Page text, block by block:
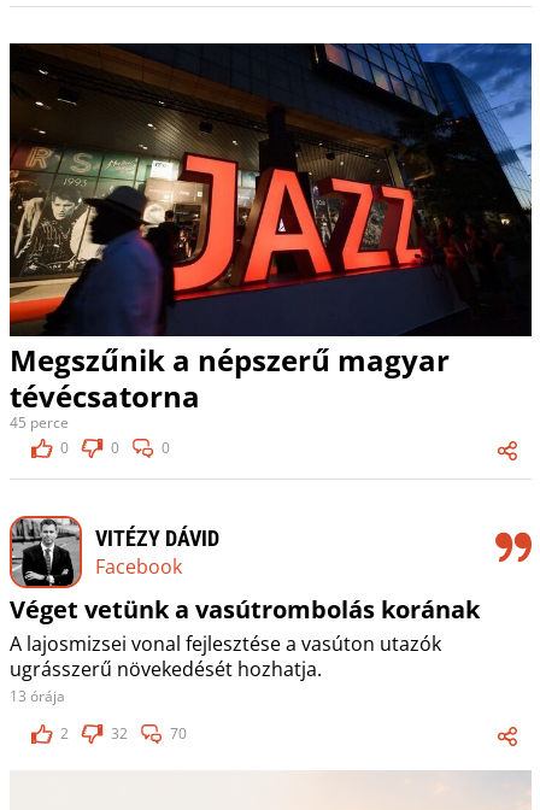
Megszűnik a népszerű magyar
tévécsatorna
45 perce
0
0 0
VITÉZY DÁVID
Facebook
Véget vetünk a vasútrombolás korának
A lajosmizsei vonal fejlesztése a vasúton utazók
ugrásszerű növekedését hozhatja.
13 órája
2
32 70